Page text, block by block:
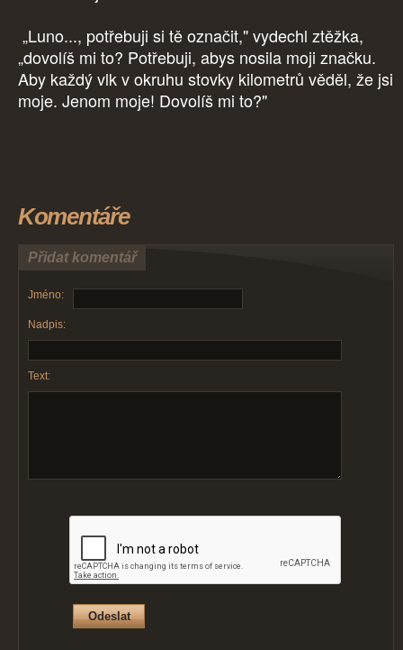
„Luno..., potřebuji si tě označit," vydechl ztěžka,
„dovolíš mi to? Potřebuji, abys nosila moji značku.
Aby každý vlk v okruhu stovky kilometrů věděl, že jsi
moje. Jenom moje! Dovolíš mi to?"
Komentáře
Přidat komentář
Jméno:
Nadpis:
Text: